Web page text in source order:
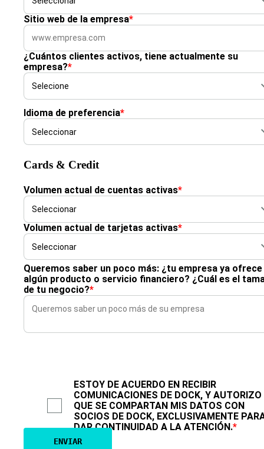
Sitio web de la empresa*
¿Cuántos clientes activos, tiene actualmente su
empresa?*
Idioma de preferencia*
Cards & Credit
Volumen actual de cuentas activas*
Volumen actual de tarjetas activas*
Queremos saber un poco más: ¿tu empresa ya ofrece
algún producto o servicio financiero? ¿Cuál es el
de tu negocio?*
ESTOY DE ACUERDO EN RECIBIR
COMUNICACIONES DE DOCK, Y AUTORIZO
QUE SE COMPARTAN MIS DATOS CON
SOCIOS DE DOCK, EXCLUSIVAMENTE
DAR CONTINUIDAD A LA ATENCIÓN.*